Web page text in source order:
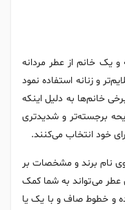
و یک خانم از عطر مردانه
و زنانه استفاده نمود
خانم‌ها به دلیل اینکه
برجسته‌تر و شدیدتری
خود انتخاب می‌کنند.
نام برند و مشخصات بر
عطر می‌تواند به شما کمک
و خطوط صاف و با یک یا